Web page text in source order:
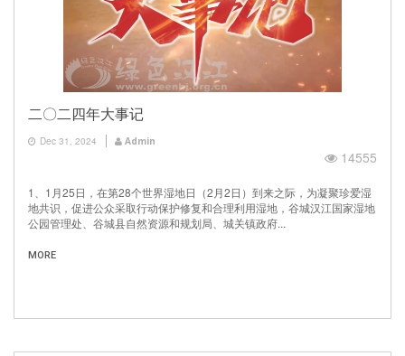
二〇二四年大事记
Dec 31, 2024 Admin
14555
1、1月25日，在第28个世界湿地日（2月2日）到来之际，为凝聚珍爱湿
地共识，促进公众采取行动保护修复和合理利用湿地，谷城汉江国家湿地
公园管理处、谷城县自然资源和规划局、城关镇政府...
MORE